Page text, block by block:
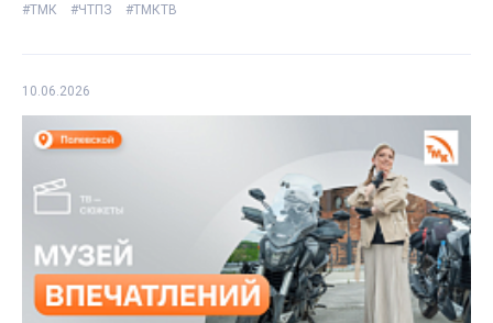
#ТМК #ЧТПЗ #ТМКТВ
10.06.2026